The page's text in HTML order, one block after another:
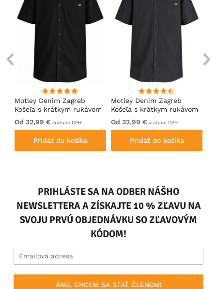
Motley Denim Zagreb
Košeľa s krátkym rukávom
Čierna
Od 32,99 € vrátane DPH
Pridať do košíka
Motley Denim Zagreb
Košeľa s krátkym rukávom
Antracitová
Od 32,99 € vrátane DPH
Pridať do košíka
PRIHLÁSTE SA NA ODBER NÁŠHO
NEWSLETTERA A ZÍSKAJTE 10 % ZĽAVU NA
SVOJU PRVÚ OBJEDNÁVKU SO ZĽAVOVÝM
KÓDOM!
ÁNO, CHCEM SA STAŤ ČLENOM!